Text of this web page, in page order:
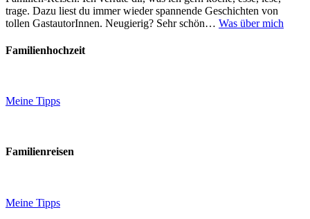
trage. Dazu liest du immer wieder spannende Geschichten von
tollen GastautorInnen. Neugierig? Sehr schön… Was über mich
Familienhochzeit
Meine Tipps
Familienreisen
Meine Tipps